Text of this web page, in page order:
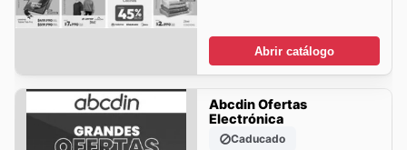
Abrir catálogo
Abcdin Ofertas
Electrónica
Caducado